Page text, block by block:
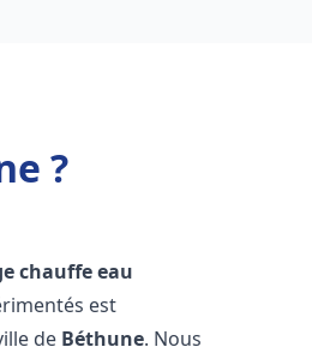
?
chauffe eau
est
de Béthune. Nous